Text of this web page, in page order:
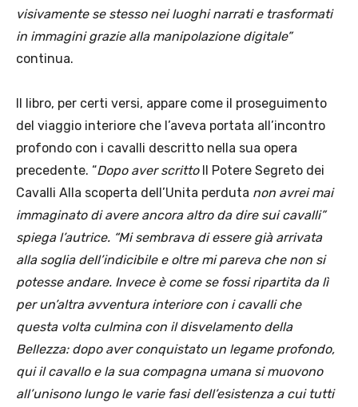
visivamente se stesso nei luoghi narrati e trasformati
in immagini grazie alla manipolazione digitale”
continua.
Il libro, per certi versi, appare come il proseguimento
del viaggio interiore che l’aveva portata all’incontro
profondo con i cavalli descritto nella sua opera
precedente. “Dopo aver scrittoIl Potere Segreto dei
Cavalli Alla scoperta dell’Unita perduta non avrei mai
immaginato di avere ancora altro da dire sui cavalli”
spiega l’autrice. “Mi sembrava di essere già arrivata
alla soglia dell’indicibile e oltre mi pareva che non si
potesse andare. Invece è come se fossi ripartita da lì
per un’altra avventura interiore con i cavalli che
questa volta culmina con il disvelamento della
Bellezza: dopo aver conquistato un legame profondo,
qui il cavallo e la sua compagna umana si muovono
all’unisono lungo le varie fasi dell’esistenza a cui tutti